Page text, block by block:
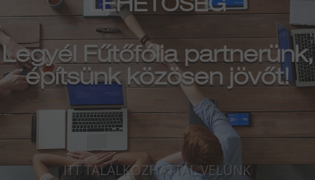
LEHETŐSÉG
Legyél Fűtőfólia partnerünk,
építsünk közösen jövőt!
ITT TALÁLKOZHATTÁL VELÜNK